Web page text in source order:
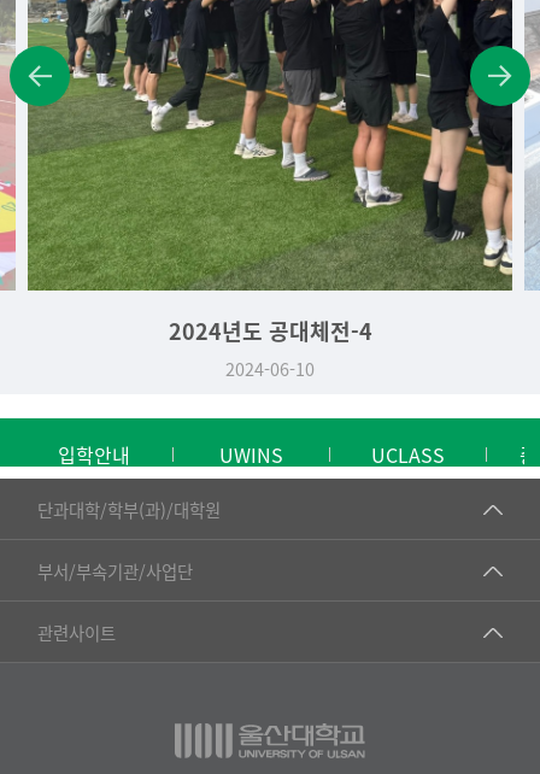
2024년도 공대체전-4
2024-06-10
입학안내 UWINS UCLASS
단과대학/학부(과)/대학원
■인문대학
▷국어국문학부
▷일본어·일본학과
▷프랑스어·프랑스학과
부서/부속기관/사업단
공동기기센터
공학교육혁신센터
관련사이트
건강가정지원센터
교수협의회